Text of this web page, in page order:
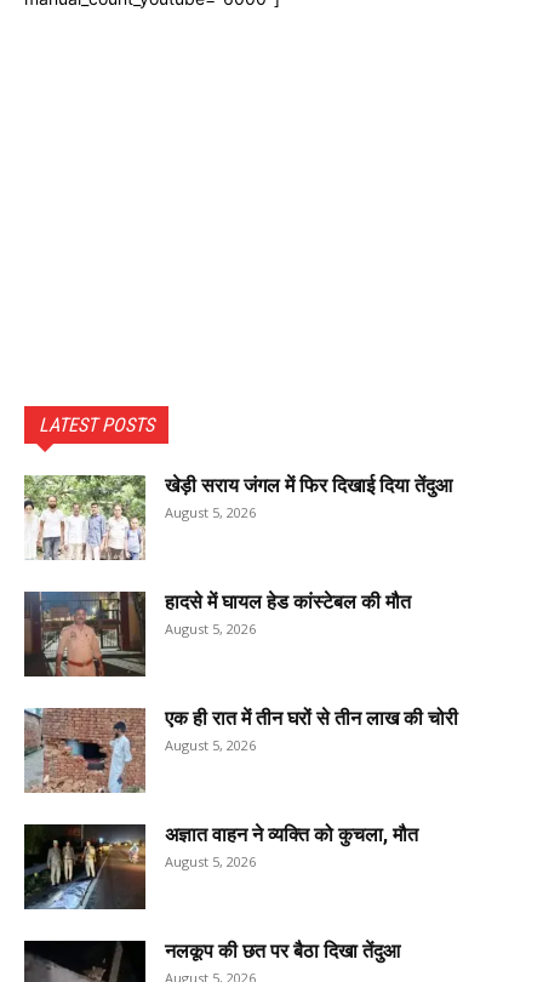
LATEST POSTS
खेड़ी सराय जंगल में फिर दिखाई दिया तेंदुआ
August 5, 2026
हादसे में घायल हेड कांस्टेबल की मौत
August 5, 2026
एक ही रात में तीन घरों से तीन लाख की चोरी
August 5, 2026
अज्ञात वाहन ने व्यक्ति को कुचला, मौत
August 5, 2026
नलकूप की छत पर बैठा दिखा तेंदुआ
August 5, 2026